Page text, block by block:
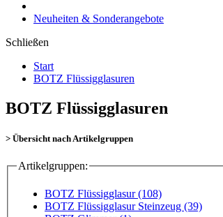
Neuheiten & Sonderangebote
Schließen
Start
BOTZ Flüssigglasuren
BOTZ Flüssigglasuren
> Übersicht nach Artikelgruppen
Artikelgruppen:
BOTZ Flüssigglasur (108)
BOTZ Flüssigglasur Steinzeug (39)